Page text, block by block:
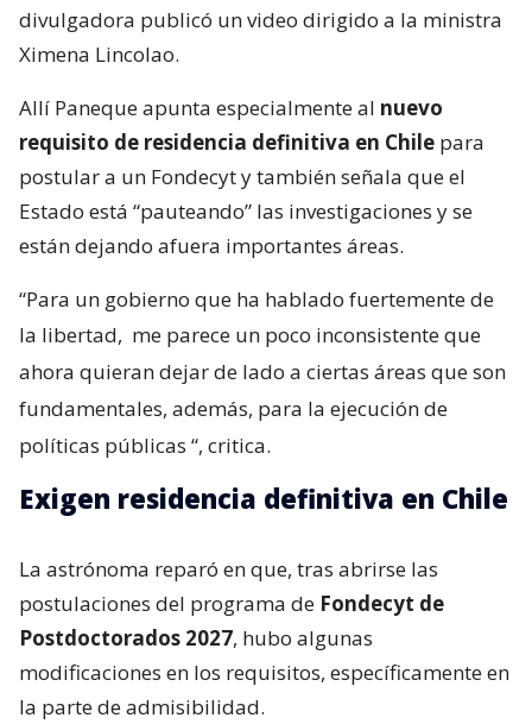
divulgadora publicó un video dirigido a la ministra
Ximena Lincolao.
Allí Paneque apunta especialmente al nuevo
requisito de residencia definitiva en Chile para
postular a un Fondecyt y también señala que el
Estado está “pauteando” las investigaciones y se
están dejando afuera importantes áreas.
“Para un gobierno que ha hablado fuertemente de
la libertad, me parece un poco inconsistente que
ahora quieran dejar de lado a ciertas áreas que son
fundamentales, además, para la ejecución de
políticas públicas “, critica.
Exigen residencia definitiva en Chile
La astrónoma reparó en que, tras abrirse las
postulaciones del programa de Fondecyt de
Postdoctorados 2027, hubo algunas
modificaciones en los requisitos, específicamente en
la parte de admisibilidad.